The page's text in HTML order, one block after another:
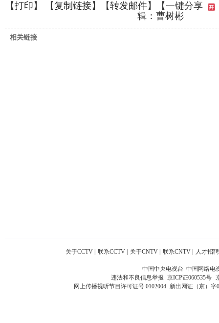
【打印】 【复制链接】【转发邮件】
【一键分享
辑：曹树彬
相关链接
关于CCTV | 联系CCTV | 关于CNTV | 联系CNTV | 人才招聘
中国中央电视台 中国网络电
违法和不良信息举报 京ICP证060535号
网上传播视听节目许可证号 0102004 新出网证（京）